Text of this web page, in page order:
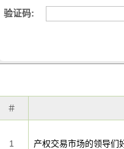
验证码:
＃
1 产权交易市场的领导们